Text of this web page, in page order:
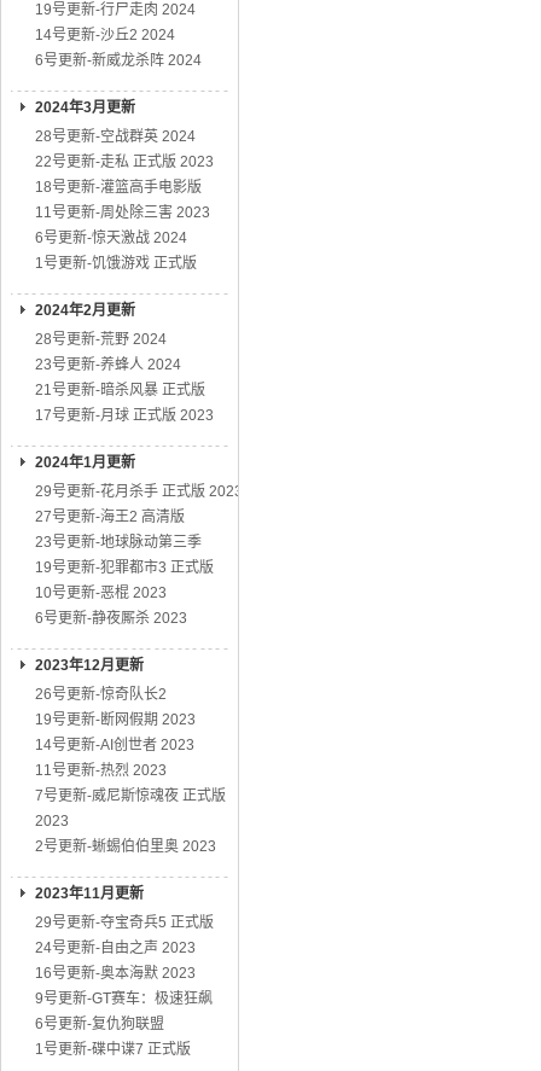
19号更新-行尸走肉 2024
14号更新-沙丘2 2024
6号更新-新威龙杀阵 2024
2024年3月更新
28号更新-空战群英 2024
22号更新-走私 正式版 2023
18号更新-灌篮高手电影版
11号更新-周处除三害 2023
6号更新-惊天激战 2024
1号更新-饥饿游戏 正式版
2024年2月更新
28号更新-荒野 2024
23号更新-养蜂人 2024
21号更新-暗杀风暴 正式版
17号更新-月球 正式版 2023
2024年1月更新
29号更新-花月杀手 正式版 2023
27号更新-海王2 高清版
23号更新-地球脉动第三季
19号更新-犯罪都市3 正式版
10号更新-恶棍 2023
6号更新-静夜厮杀 2023
2023年12月更新
26号更新-惊奇队长2
19号更新-断网假期 2023
14号更新-AI创世者 2023
11号更新-热烈 2023
7号更新-威尼斯惊魂夜 正式版
2023
2号更新-蜥蜴伯伯里奥 2023
2023年11月更新
29号更新-夺宝奇兵5 正式版
24号更新-自由之声 2023
16号更新-奥本海默 2023
9号更新-GT赛车：极速狂飙
6号更新-复仇狗联盟
1号更新-碟中谍7 正式版